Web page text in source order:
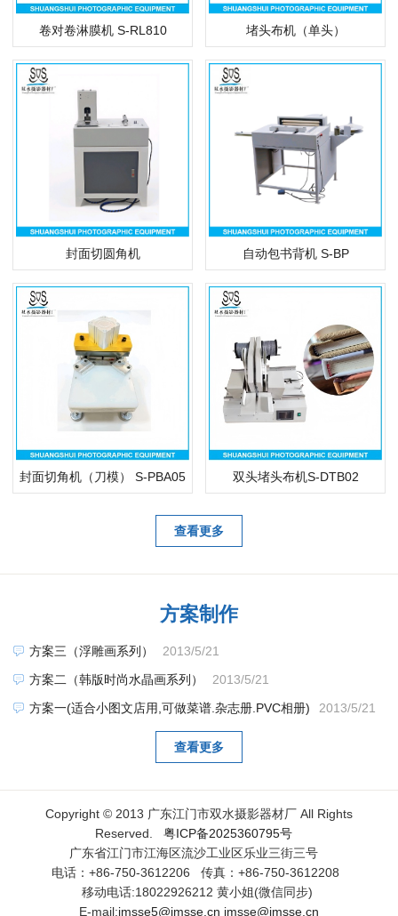
卷对卷淋膜机 S-RL810 堵头布机（单头）
封面切圆角机 自动包书背机 S-BP
封面切角机（刀模） S-PBA05 双头堵头布机S-DTB02
查看更多
方案制作
方案三（浮雕画系列）
2013/5/21
方案二（韩版时尚水晶画系列）
2013/5/21
方案一(适合小图文店用,可做菜谱.杂志册.PVC相册)
2013/5/21
查看更多
Copyright © 2013 广东江门市双水摄影器材厂 All Rights
Reserved. 粤ICP备2025360795号
广东省江门市江海区流沙工业区乐业三街三号
电话：+86-750-3612206 传真：+86-750-3612208
移动电话:18022926212 黄小姐(微信同步)
E-mail:jmsse5@jmsse.cn jmsse@jmsse.cn